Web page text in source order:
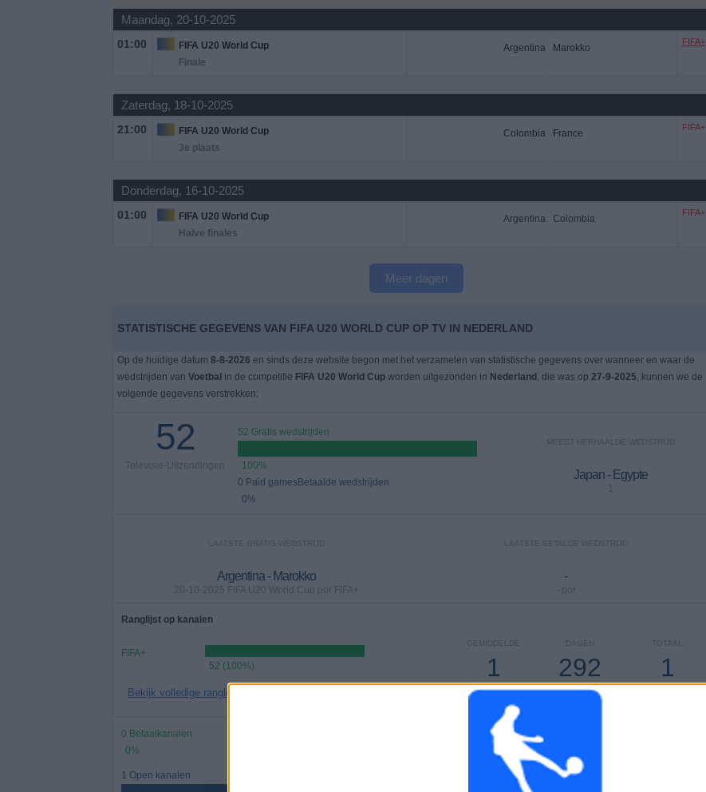
Maandag, 20-10-2025
01:00
FIFA U20 World Cup
Finale
Argentina Marokko
FIFA+
Zaterdag, 18-10-2025
21:00
FIFA U20 World Cup
3e plaats
Colombia France
FIFA+
Donderdag, 16-10-2025
01:00
FIFA U20 World Cup
Halve finales
Argentina Colombia
FIFA+
Meer dagen
STATISTISCHE GEGEVENS VAN FIFA U20 WORLD CUP OP TV IN NEDERLAND
Op de huidige datum 8-8-2026 en sinds deze website begon met het verzamelen van statistische gegevens over wanneer en waar de
wedstrijden van Voetbal in de competitie FIFA U20 World Cupworden uitgezonden in Nederland , die was op 27-9-2025, kunnen we de
volgende gegevens verstrekken:
52
Televisie-Uitzendingen
52 Gratis wedstrijden
100%
0 Paid gamesBetaalde wedstrijden
0%
MEEST HERHAALDE WEDSTRIJD
Japan - Egypte
1
LAATSTE GRATIS WEDSTRIJD
Argentina - Marokko
20-10-2025 FIFA U20 World Cup por FIFA+
LAATSTE BETALDE WEDSTRIJD
-
- por
Ranglijst op kanalen
FIFA+
52 (100%)
Bekijk volledige ranglijst
TOTAAL
1
DAGEN
292
Zonder gratis
GEMIDDELDE
1
KANALEN PER
WEDSTRIJD
0 Betaalkanalen
0%
1 Open kanalen
24